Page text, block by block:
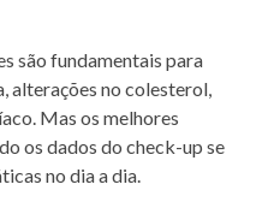
são fundamentais para
alterações no colesterol,
Mas os melhores
os dados do check-up se
no dia a dia.